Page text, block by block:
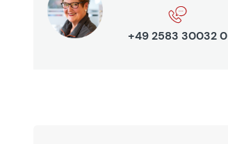
+49 2583 30032 0